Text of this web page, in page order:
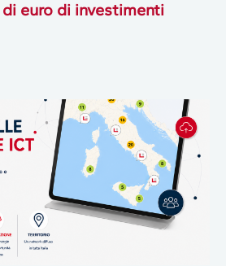
euro di investimenti